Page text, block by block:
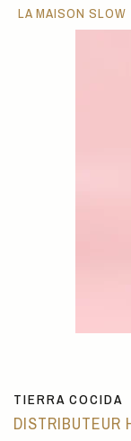
TIERRA COCIDA
DISTRIBUTEUR
LA MAISON SLOW